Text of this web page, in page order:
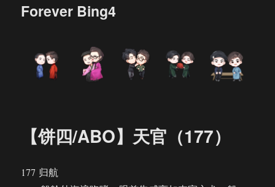
Forever Bing4
【饼四/ABO】天官（177）
177 归航